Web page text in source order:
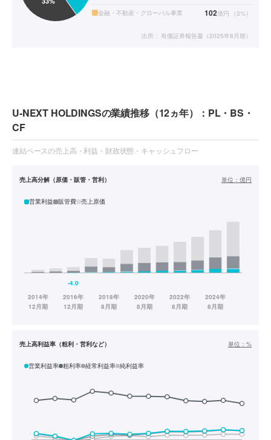
金融・不動産・グローバル事業 102億円 （3%）
出所： 有価証券報告書（2025年8月期）
U-NEXT HOLDINGSの業績推移（12ヵ年）：PL・BS・
CF
連結ベースの売上高・利益・財政状態・キャッシュフロー
売上高分解（原価・販管・営利） 単位： 億円
営業利益 販管費 売上原価
売上高利益率（粗利・営利など） 単位： %
営業利益率 粗利率 経常利益率 純利益率